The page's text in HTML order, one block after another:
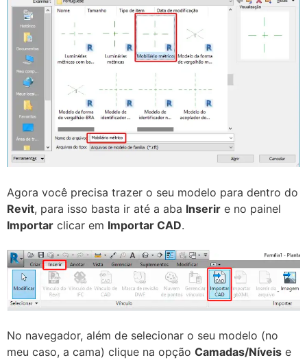
Agora você precisa trazer o seu modelo para dentro do
Revit, para isso basta ir até a aba Inserir e no painel
Importar clicar em Importar CAD.
No navegador, além de selecionar o seu modelo (no
meu caso, a cama) clique na opção Camadas/Níveis e